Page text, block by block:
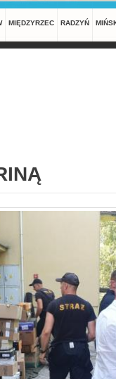
MIĘDZYRZEC RADZYŃ